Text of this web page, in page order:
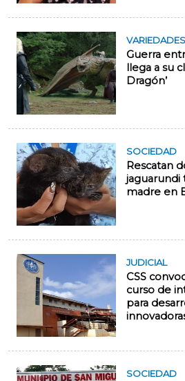
VARIEDADES
Guerra
llega a su
Dragón’
SOCIEDAD
Rescatan
jaguarundi
madre en
JUDICIAL
CSS
curso de
para
SOCIEDAD